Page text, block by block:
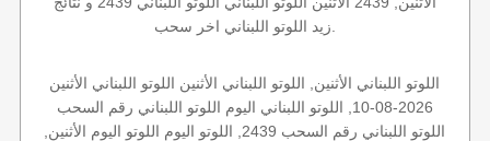
اللوتو اللبناني الأثنين, اللوتو اللبناني الأثنين اللوتو اللبناني الأثنين
2026-08-10, اللوتو اللبناني اليوم اللوتو اللبناني رقم السحب
اللوتو اللبناني رقم السحب 2439, اللوتو اليوم اللوتو اليوم الأثنين,